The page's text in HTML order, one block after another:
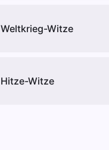
Weltkrieg-Witze
Hitze-Witze